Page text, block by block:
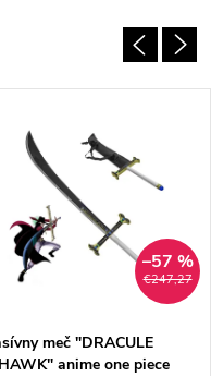
€247,27
–57 %
meč "DRACULE
anime one piece